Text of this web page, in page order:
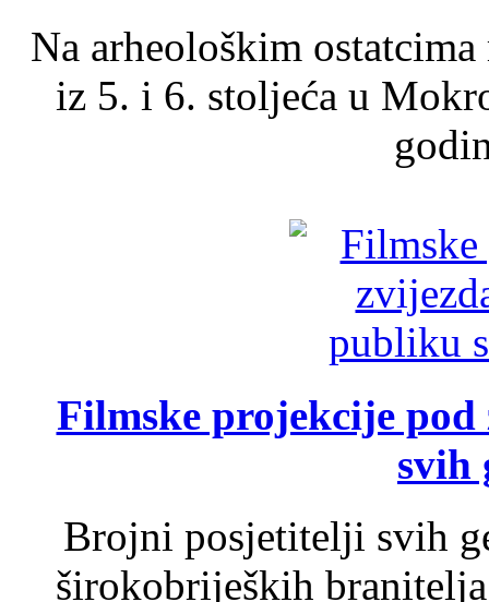
Na arheološkim
iz 5. i 6. stoljeća u
Filmske projekcije
svih
Brojni posjetitelji svih
širokobrijeških